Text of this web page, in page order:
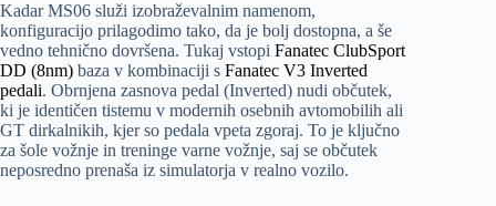
Kadar MS06 služi izobraževalnim namenom,
konfiguracijo prilagodimo tako, da je bolj dostopna, a še
vedno tehnično dovršena. Tukaj vstopi Fanatec ClubSport
DD (8nm) baza v kombinaciji s Fanatec V3 Inverted
pedali. Obrnjena zasnova pedal (Inverted) nudi občutek,
ki je identičen tistemu v modernih osebnih avtomobilih ali
GT dirkalnikih, kjer so pedala vpeta zgoraj. To je ključno
za šole vožnje in treninge varne vožnje, saj se občutek
neposredno prenaša iz simulatorja v realno vozilo.